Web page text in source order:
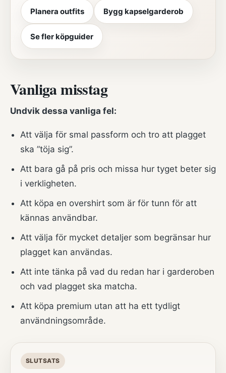
Planera outfits Bygg kapselgarderob
Se fler köpguider
Vanliga misstag
Undvik dessa vanliga fel:
Att välja för smal passform och tro att plagget
ska ”töja sig”.
Att bara gå på pris och missa hur tyget beter sig
i verkligheten.
Att köpa en overshirt som är för tunn för att
kännas användbar.
Att välja för mycket detaljer som begränsar hur
plagget kan användas.
Att inte tänka på vad du redan har i garderoben
och vad plagget ska matcha.
Att köpa premium utan att ha ett tydligt
användningsområde.
SLUTSATS